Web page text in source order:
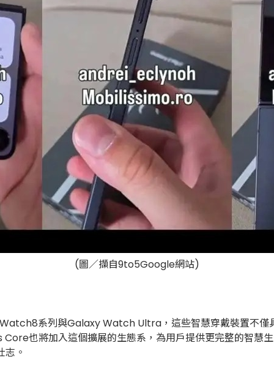
(圖／擷自9to5Google網站)
系列與Galaxy Watch Ultra，這些智慧穿戴裝置不僅
也將加入這個擴展的生態系，為用戶提供更完整的智慧
志。